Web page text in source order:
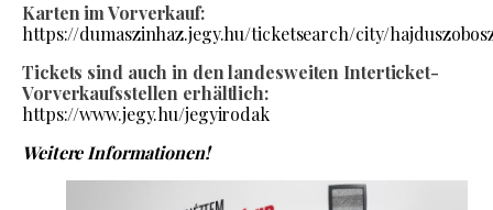
Karten im Vorverkauf:
https://dumaszinhaz.jegy.hu/ticketsearch/city/
Tickets sind auch in den landesweiten Interticket-
Vorverkaufsstellen erhältlich:
https://www.jegy.hu/jegyirodak
Weitere Informationen!